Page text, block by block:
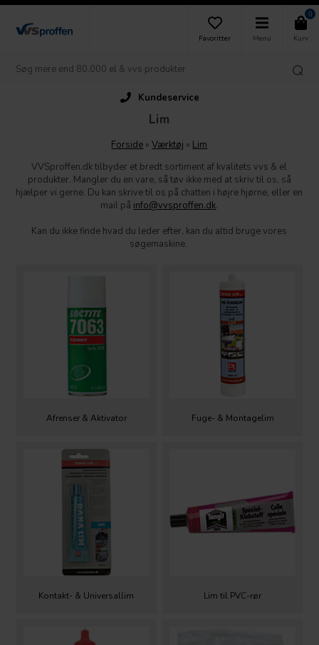
Favoritter Menu
0
Kurv
Kundeservice
Lim
Forside »Værktøj » Lim
VVSproffen.dk tilbyder et bredt sortiment af kvalitets vvs & el
produkter. Mangler du en vare, så tøv ikke med at skriv til os, så
hjælper vi gerne. Du kan skrive til os på chatten i højre hjørne, eller en
mail på info@vvsproffen.dk.
Kan du ikke finde hvad du leder efter, kan du altid bruge vores
søgemaskine.
Afrenser & Aktivator Fuge- & Montagelim
Kontakt- & Universallim Lim til PVC-rør